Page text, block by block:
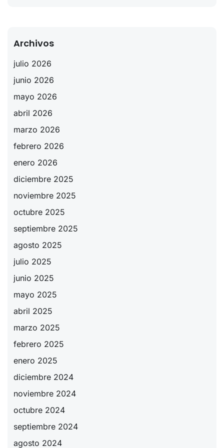
Archivos
julio 2026
junio 2026
mayo 2026
abril 2026
marzo 2026
febrero 2026
enero 2026
diciembre 2025
noviembre 2025
octubre 2025
septiembre 2025
agosto 2025
julio 2025
junio 2025
mayo 2025
abril 2025
marzo 2025
febrero 2025
enero 2025
diciembre 2024
noviembre 2024
octubre 2024
septiembre 2024
agosto 2024